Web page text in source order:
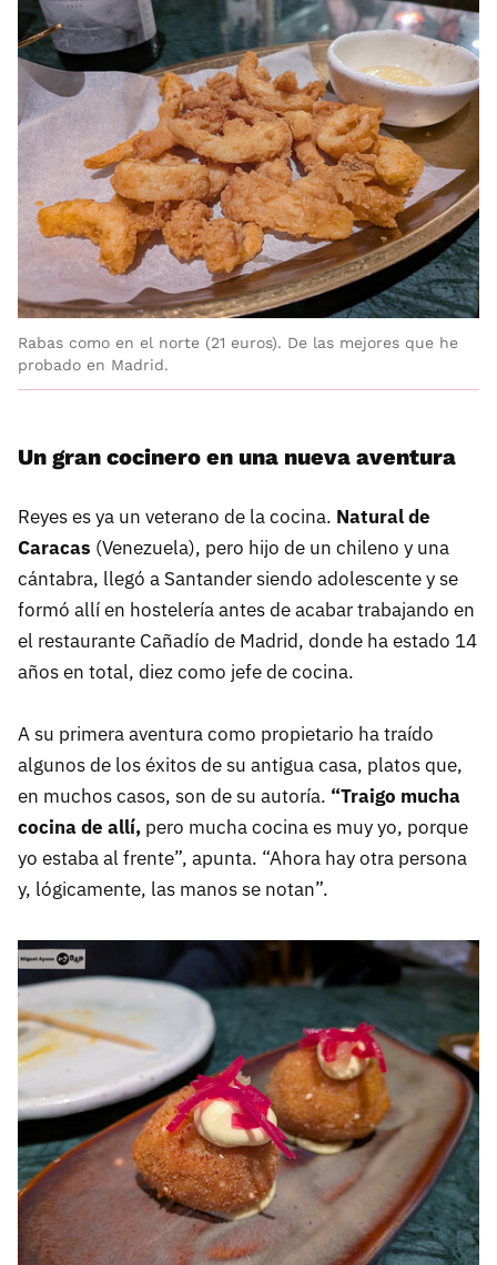
Rabas como en el norte (21 euros). De las mejores que he
probado en Madrid.
Un gran cocinero en una nueva aventura
Reyes es ya un veterano de la cocina. Natural de
Caracas (Venezuela), pero hijo de un chileno y una
cántabra, llegó a Santander siendo adolescente y se
formó allí en hostelería antes de acabar trabajando en
el restaurante Cañadío de Madrid, donde ha estado 14
años en total, diez como jefe de cocina.
A su primera aventura como propietario ha traído
algunos de los éxitos de su antigua casa, platos que,
en muchos casos, son de su autoría. “Traigo mucha
cocina de allí, pero mucha cocina es muy yo, porque
yo estaba al frente”, apunta. “Ahora hay otra persona
y, lógicamente, las manos se notan”.